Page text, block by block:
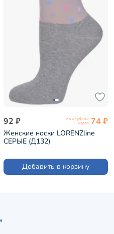
92 ₽ по клубной
карте 74 ₽
Женские носки LORENZline
СЕРЫЕ (Д132)
Добавить в корзину